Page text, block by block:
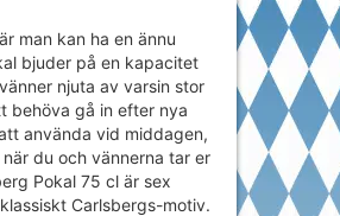
man kan ha en ännu
bjuder på en kapacitet
njuta av varsin stor
behöva gå in efter nya
använda vid middagen,
du och vännerna tar er
Pokal 75 cl är sex
Carlsbergs-motiv.